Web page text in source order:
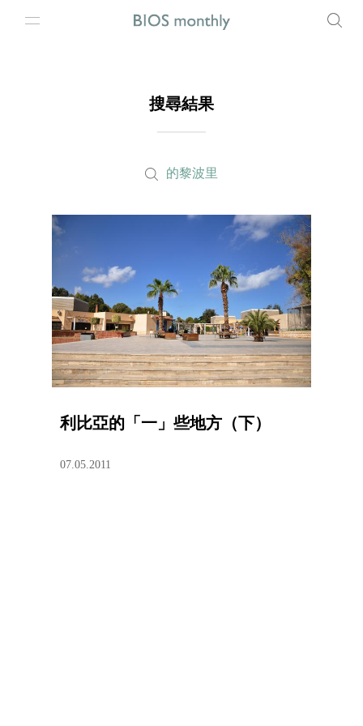
搜尋結果
的黎波里
利比亞的「一」些地方（下）
07.05.2011